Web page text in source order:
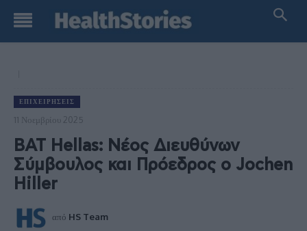
ΕΠΙΧΕΙΡΉΣΕΙΣ
11 Νοεμβρίου 2025
BAT Hellas: Νέος Διευθύνων
Σύμβουλος και Πρόεδρος ο Jochen
Hiller
από HS Team